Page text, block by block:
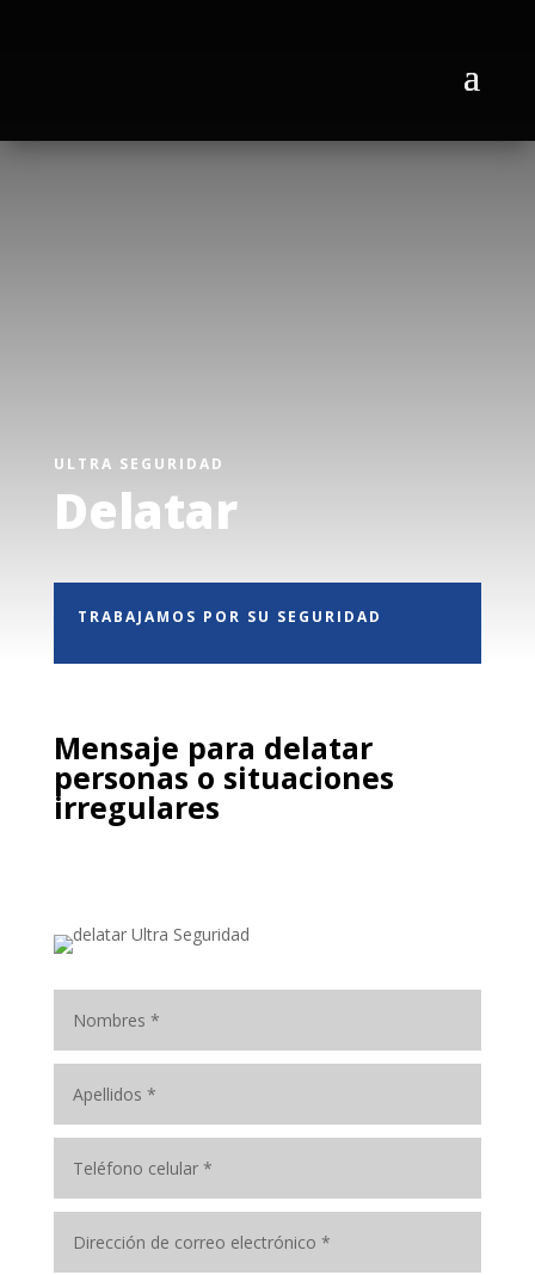
ULTRA SEGURIDAD
Delatar
TRABAJAMOS POR SU SEGURIDAD
Mensaje para delatar
personas o situaciones
irregulares